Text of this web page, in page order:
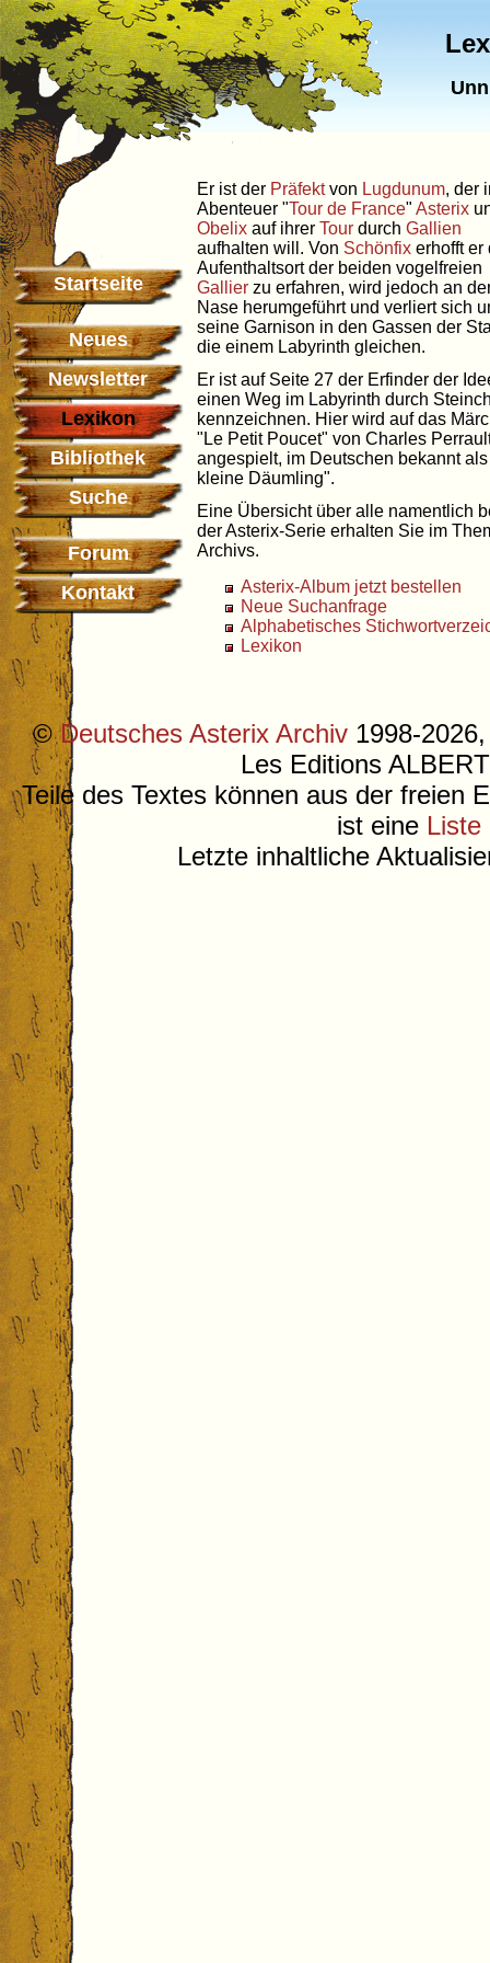
Startseite
Neues
Newsletter
Lexikon
Bibliothek
Suche
Forum
Kontakt
Er ist der Präfektvon Lugdunum, der
Abenteuer "Tour de France" Asterix
Obelix auf ihrer Tour durch Gallien
aufhalten will. Von Schönfix erhofft er
Aufenthaltsort der beiden vogelfreien
Gallier zu erfahren, wird jedoch an
Nase herumgeführt und verliert sich
seine Garnison in den Gassen der
die einem Labyrinth gleichen.
Er ist auf Seite 27 der Erfinder der
einen Weg im Labyrinth durch
kennzeichnen. Hier wird auf das
"Le Petit Poucet" von Charles
angespielt, im Deutschen bekannt
kleine Däumling".
Eine Übersicht über alle namentlich
der Asterix-Serie erhalten Sie im
Archivs.
Asterix-Album jetzt bestellen
Neue Suchanfrage
Alphabetisches
Lexikon
©Deutsches Asterix Archiv 1998-
Les Editions
Teile des Textes können aus der freien
ist eine Liste
Letzte inhaltliche